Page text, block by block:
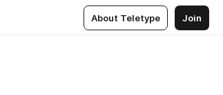
About Teletype Join